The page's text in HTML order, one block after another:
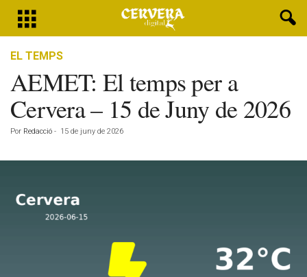
EL TEMPS
AEMET: El temps per a
Cervera – 15 de Juny de 2026
Por Redacció - 15 de juny de 2026